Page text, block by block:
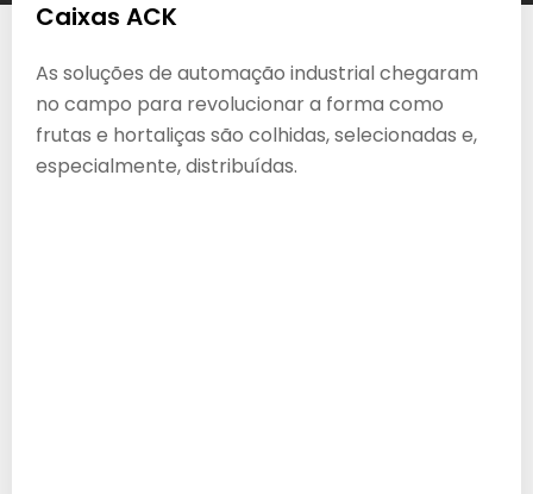
Caixas ACK
As soluções de automação industrial chegaram
no campo para revolucionar a forma como
frutas e hortaliças são colhidas, selecionadas e,
especialmente, distribuídas.